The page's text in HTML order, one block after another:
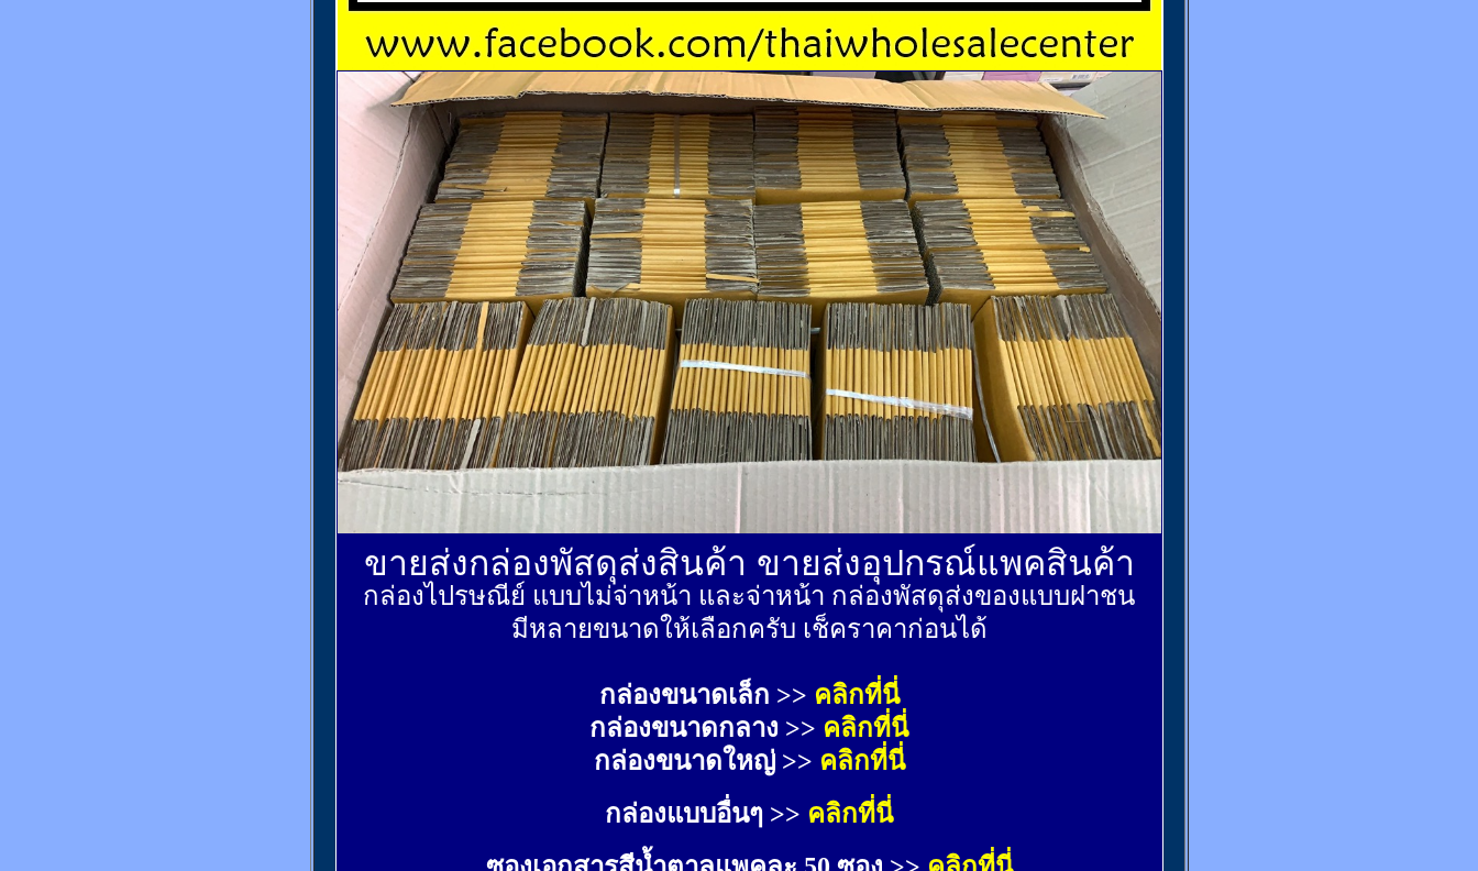
ขายส่งกล่องพัสดุส่งสินค้า ขายส่งอุปกรณ์แพคสินค้า
กล่องไปรษณีย์ แบบไม่จ่าหน้า และจ่าหน้า กล่องพัสดุส่งของแบบฝาชน
มีหลายขนาดให้เลือกครับ เช็คราคาก่อนได้
กล่องขนาดเล็ก >> คลิกที่นี่
กล่องขนาดกลาง >> คลิกที่นี่
กล่องขนาดใหญ่ >> คลิกที่นี่
กล่องแบบอื่นๆ >> คลิกที่นี่